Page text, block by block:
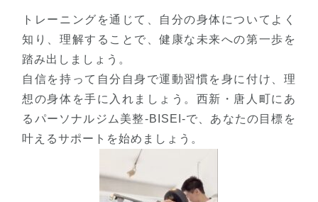
トレーニングを通じて、自分の身体についてよく
知り、理解することで、健康な未来への第一歩を
踏み出しましょう。
自信を持って自分自身で運動習慣を身に付け、理
想の身体を手に入れましょう。西新・唐人町にあ
るパーソナルジム美整-BISEI-で、あなたの目標を
叶えるサポートを始めましょう。